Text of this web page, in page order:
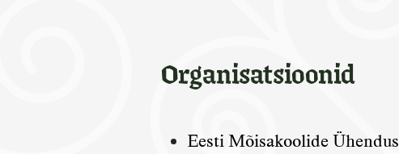
Organisatsioonid
Eesti Mõisakoolide Ühendus